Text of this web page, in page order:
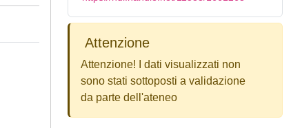
Attenzione
Attenzione! I dati visualizzati non
sono stati sottoposti a validazione
da parte dell'ateneo